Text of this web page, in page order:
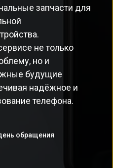
запчасти для
не только
но и
будущие
надёжное и
телефона.
обращения